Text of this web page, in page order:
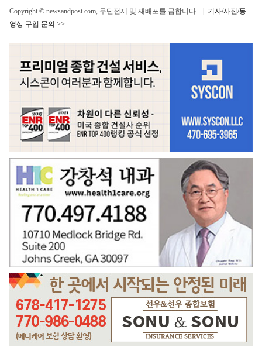
Copyright © newsandpost.com, 무단전제 및 재배포를 금합니다. | 기사/사진/동
영상 구입 문의 >>